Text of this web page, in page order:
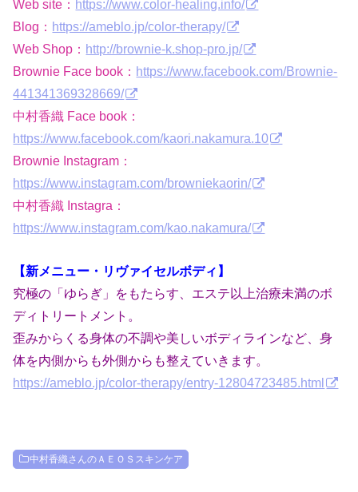
Web site： https://www.color-healing.info/
Blog： https://ameblo.jp/color-therapy/
Web Shop： http://brownie-k.shop-pro.jp/
Brownie Face book： https://www.facebook.com/Brownie-
441341369328669/
中村香織 Face book：
https://www.facebook.com/kaori.nakamura.10
Brownie Instagram：
https://www.instagram.com/browniekaorin/
中村香織 Instagra：
https://www.instagram.com/kao.nakamura/
【新メニュー・リヴァイセルボディ】
究極の「ゆらぎ」をもたらす、エステ以上治療未満のボ
ディトリートメント。
歪みからくる身体の不調や美しいボディラインなど、身
体を内側からも外側からも整えていきます。
https://ameblo.jp/color-therapy/entry-12804723485.html
中村香織さんのＡＥＯＳスキンケア